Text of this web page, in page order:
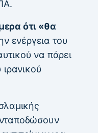
ότι «θα
ενέργεια του
να πάρει